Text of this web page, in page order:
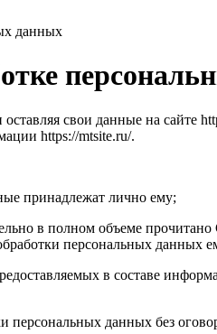
данных
свои данные на
https://mtsite.ru/.
принадлежат лично ему;
в полном объеме
персональных данных
в составе
персональных данных без